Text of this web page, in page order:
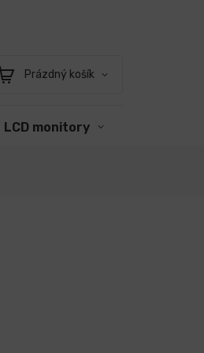
Nákupní
Prázdný košík
LCD monitory